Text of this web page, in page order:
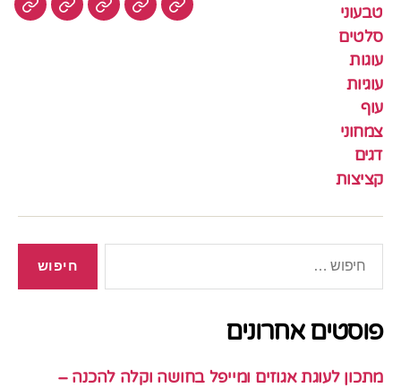
טבעוני
סלטים
עוגות
עוגיות
עוף
צמחוני
דגים
קציצות
עוגיותעוף צמחונידגים
פוסטים אחרונים
מתכון לעוגת אגוזים ומייפל בחושה וקלה להכנה –